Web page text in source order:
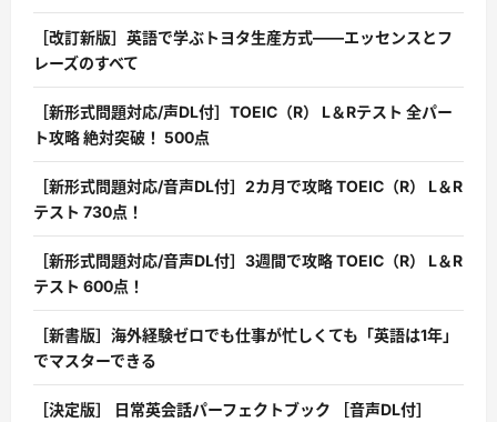
［改訂新版］英語で学ぶトヨタ生産方式――エッセンスとフ
レーズのすべて
［新形式問題対応/声DL付］TOEIC（R） L＆Rテスト 全パー
ト攻略 絶対突破！ 500点
［新形式問題対応/音声DL付］2カ月で攻略 TOEIC（R） L＆R
テスト 730点！
［新形式問題対応/音声DL付］3週間で攻略 TOEIC（R） L＆R
テスト 600点！
［新書版］海外経験ゼロでも仕事が忙しくても「英語は1年」
でマスターできる
［決定版］ 日常英会話パーフェクトブック ［音声DL付］